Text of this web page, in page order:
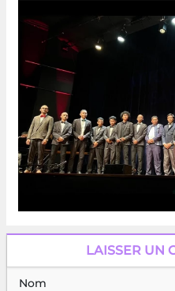
LAISSER UN
Nom